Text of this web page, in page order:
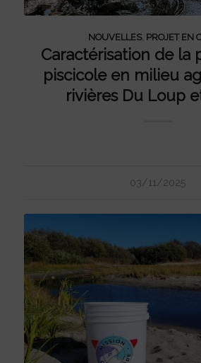
NOUVELLES, PROJET EN
Caractérisation de la
piscicole en milieu
rivières Du Loup
03/11/2025